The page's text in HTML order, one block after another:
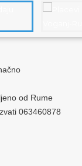
od Rume
063460878